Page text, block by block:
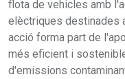
flota de vehicles amb
elèctriques destinades
acció forma part de
més eficient i
d'emissions